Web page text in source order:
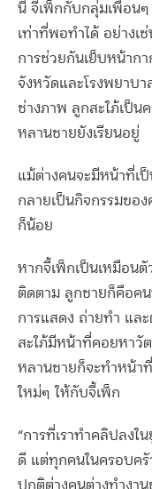
นี้ จี้เพ็กกับกลุ่มเพื่อน
เท่าที่พอทำได้ อย่างเ
การช่วยกันเย็บหน้าก
จังหวัดและโรงพยาบ
ช่างภาพ ลูกสะใภ้เป็น
หลานชายยังเรียนอยู่
แม้ต่างคนจะมีหน้าที่เ
กลายเป็นกิจกรรมขอ
ก็น้อย
หากจี้เพ็กเป็นเหมือน
ติดตาม ลูกชายก็คือค
การแสดง ถ่ายทำ แล
สะใภ้มีหน้าที่คอยหาวั
หลานชายก็จะทำหน้า
ใหม่ๆ ให้กับจี้เพ็ก
“การที่เราทำคลิปลงใ
ดี แต่ทุกคนในครอบค
ปกติต่างคนต่างทำงา